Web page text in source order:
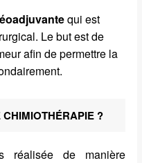
qui est
Le but est de
afin de permettre la
CHIMIOTHÉRAPIE ?
réalisée de manière